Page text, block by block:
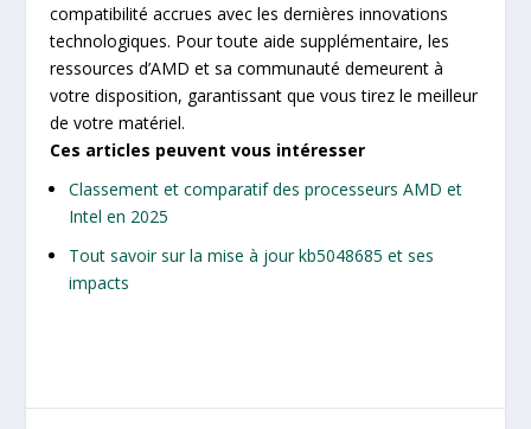
compatibilité accrues avec les dernières innovations
technologiques. Pour toute aide supplémentaire, les
ressources d’AMD et sa communauté demeurent à
votre disposition, garantissant que vous tirez le meilleur
de votre matériel.
Ces articles peuvent vous intéresser
Classement et comparatif des processeurs AMD et
Intel en 2025
Tout savoir sur la mise à jour kb5048685 et ses
impacts